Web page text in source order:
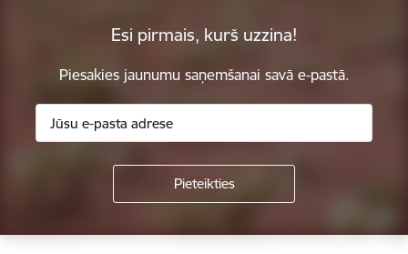
Esi pirmais, kurš uzzina!
Piesakies jaunumu saņemšanai savā e-pastā.
Kājene